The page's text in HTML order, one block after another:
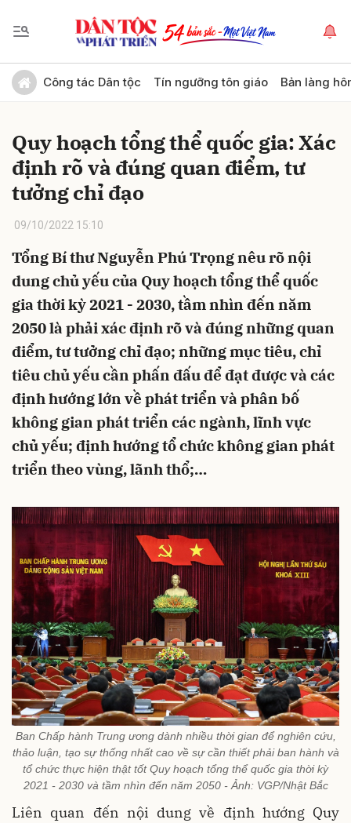
Công tác Dân tộc Tín ngưỡng tôn giáo Bản làng
Quy hoạch tổng thể quốc gia: Xác
định rõ và đúng quan điểm, tư
tưởng chỉ đạo
09/10/2022 15:10
Tổng Bí thư Nguyễn Phú Trọng nêu rõ nội
dung chủ yếu của Quy hoạch tổng thể quốc
gia thời kỳ 2021 - 2030, tầm nhìn đến năm
2050 là phải xác định rõ và đúng những quan
điểm, tư tưởng chỉ đạo; những mục tiêu, chỉ
tiêu chủ yếu cần phấn đấu để đạt được và các
định hướng lớn về phát triển và phân bố
không gian phát triển các ngành, lĩnh vực
chủ yếu; định hướng tổ chức không gian phát
triển theo vùng, lãnh thổ;…
Ban Chấp hành Trung ương dành nhiều thời gian để nghiên cứu,
thảo luận, tạo sự thống nhất cao về sự cần thiết phải ban hành và
tổ chức thực hiện thật tốt Quy hoạch tổng thể quốc gia thời kỳ
2021 - 2030 và tầm nhìn đến năm 2050 - Ảnh: VGP/Nhật Bắc
Liên quan đến nội dung về định hướng Quy
Gửi bình luận